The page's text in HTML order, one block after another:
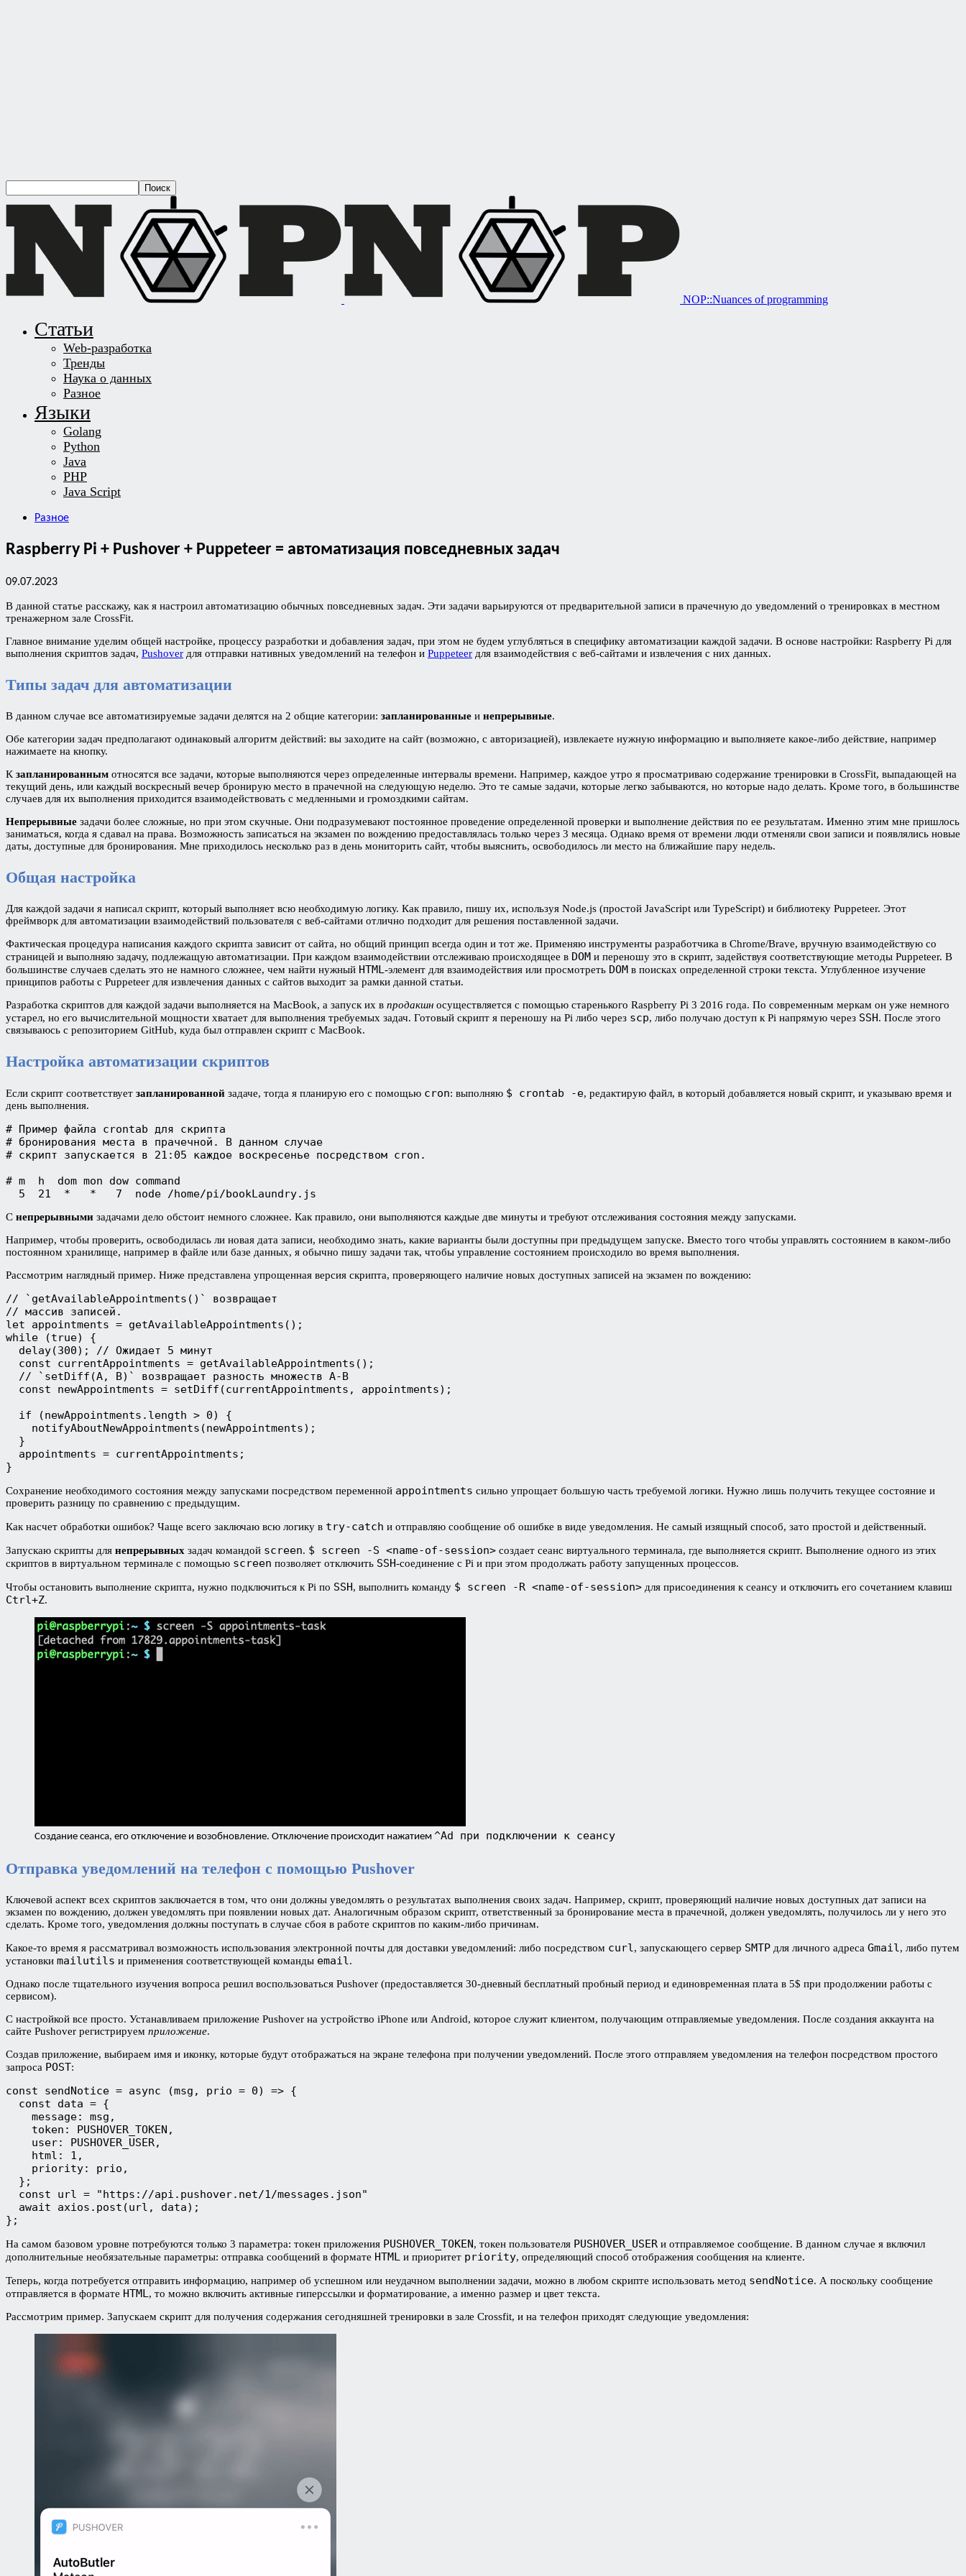
NOP::Nuances of programming
Статьи
Web-разработка
Тренды
Наука о данных
Разное
Языки
Golang
Python
Java
PHP
Java Script
Разное
Raspberry Pi + Pushover + Puppeteer = автоматизация повседневных задач
09.07.2023
В данной статье расскажу, как я настроил автоматизацию обычных повседневных задач. Эти задачи варьируются от предварительной записи в прачечную до уведомлений о тренировках в местном
тренажерном зале CrossFit.
Главное внимание уделим общей настройке, процессу разработки и добавления задач, при этом не будем углубляться в специфику автоматизации каждой задачи. В основе настройки: Raspberry Pi для
выполнения скриптов задач, Pushover для отправки нативных уведомлений на телефон и Puppeteer для взаимодействия с веб-сайтами и извлечения с них данных.
Типы задач для автоматизации
В данном случае все автоматизируемые задачи делятся на 2 общие категории: запланированные и непрерывные.
Обе категории задач предполагают одинаковый алгоритм действий: вы заходите на сайт (возможно, с авторизацией), извлекаете нужную информацию и выполняете какое-либо действие, например
нажимаете на кнопку.
К запланированным относятся все задачи, которые выполняются через определенные интервалы времени. Например, каждое утро я просматриваю содержание тренировки в CrossFit, выпадающей на
текущий день, или каждый воскресный вечер бронирую место в прачечной на следующую неделю. Это те самые задачи, которые легко забываются, но которые надо делать. Кроме того, в большинстве
случаев для их выполнения приходится взаимодействовать с медленными и громоздкими сайтам.
Непрерывные задачи более сложные, но при этом скучные. Они подразумевают постоянное проведение определенной проверки и выполнение действия по ее результатам. Именно этим мне пришлось
заниматься, когда я сдавал на права. Возможность записаться на экзамен по вождению предоставлялась только через 3 месяца. Однако время от времени люди отменяли свои записи и появлялись новые
даты, доступные для бронирования. Мне приходилось несколько раз в день мониторить сайт, чтобы выяснить, освободилось ли место на ближайшие пару недель.
Общая настройка
Для каждой задачи я написал скрипт, который выполняет всю необходимую логику. Как правило, пишу их, используя Node.js (простой JavaScript или TypeScript) и библиотеку Puppeteer. Этот
фреймворк для автоматизации взаимодействий пользователя с веб-сайтами отлично подходит для решения поставленной задачи.
Фактическая процедура написания каждого скрипта зависит от сайта, но общий принцип всегда один и тот же. Применяю инструменты разработчика в Chrome/Brave, вручную взаимодействую со
страницей и выполняю задачу, подлежащую автоматизации. При каждом взаимодействии отслеживаю происходящее в DOM и переношу это в скрипт, задействуя соответствующие методы Puppeteer. В
большинстве случаев сделать это не намного сложнее, чем найти нужный HTML-элемент для взаимодействия или просмотреть DOM в поисках определенной строки текста. Углубленное изучение
принципов работы с Puppeteer для извлечения данных с сайтов выходит за рамки данной статьи.
Разработка скриптов для каждой задачи выполняется на MacBook, а запуск их в продакшн осуществляется с помощью старенького Raspberry Pi 3 2016 года. По современным меркам он уже немного
устарел, но его вычислительной мощности хватает для выполнения требуемых задач. Готовый скрипт я переношу на Pi либо через scp, либо получаю доступ к Pi напрямую через SSH. После этого
связываюсь с репозиторием GitHub, куда был отправлен скрипт с MacBook.
Настройка автоматизации скриптов
Если скрипт соответствует запланированной задаче, тогда я планирую его с помощью cron: выполняю $ crontab -e, редактирую файл, в который добавляется новый скрипт, и указываю время и
день выполнения.
# Пример файла crontab для скрипта
# бронирования места в прачечной. В данном случае
# скрипт запускается в 21:05 каждое воскресенье посредством cron.
# m  h  dom mon dow command
  5  21  *   *   7  node /home/pi/bookLaundry.js
С непрерывными задачами дело обстоит немного сложнее. Как правило, они выполняются каждые две минуты и требуют отслеживания состояния между запусками.
Например, чтобы проверить, освободилась ли новая дата записи, необходимо знать, какие варианты были доступны при предыдущем запуске. Вместо того чтобы управлять состоянием в каком-либо
постоянном хранилище, например в файле или базе данных, я обычно пишу задачи так, чтобы управление состоянием происходило во время выполнения.
Рассмотрим наглядный пример. Ниже представлена упрощенная версия скрипта, проверяющего наличие новых доступных записей на экзамен по вождению:
// `getAvailableAppointments()` возвращает
// массив записей.
let appointments = getAvailableAppointments();
while (true) {
  delay(300); // Ожидает 5 минут
  const currentAppointments = getAvailableAppointments();
  // `setDiff(A, B)` возвращает разность множеств A-B
  const newAppointments = setDiff(currentAppointments, appointments);
  if (newAppointments.length > 0) {
    notifyAboutNewAppointments(newAppointments);
  }
  appointments = currentAppointments;
}
Сохранение необходимого состояния между запусками посредством переменной appointments сильно упрощает большую часть требуемой логики. Нужно лишь получить текущее состояние и
проверить разницу по сравнению с предыдущим.
Как насчет обработки ошибок? Чаще всего заключаю всю логику в try-catch и отправляю сообщение об ошибке в виде уведомления. Не самый изящный способ, зато простой и действенный.
Запускаю скрипты для непрерывных задач командой screen. $ screen -S <name-of-session> создает сеанс виртуального терминала, где выполняется скрипт. Выполнение одного из этих
скриптов в виртуальном терминале с помощью screen позволяет отключить SSH-соединение с Pi и при этом продолжать работу запущенных процессов.
Чтобы остановить выполнение скрипта, нужно подключиться к Pi по SSH, выполнить команду $ screen -R <name-of-session> для присоединения к сеансу и отключить его сочетанием клавиш
Ctrl+Z.
Создание сеанса, его отключение и возобновление. Отключение происходит нажатием ^Ad при подключении к сеансу
Отправка уведомлений на телефон с помощью Pushover
Ключевой аспект всех скриптов заключается в том, что они должны уведомлять о результатах выполнения своих задач. Например, скрипт, проверяющий наличие новых доступных дат записи на
экзамен по вождению, должен уведомлять при появлении новых дат. Аналогичным образом скрипт, ответственный за бронирование места в прачечной, должен уведомлять, получилось ли у него это
сделать. Кроме того, уведомления должны поступать в случае сбоя в работе скриптов по каким-либо причинам.
Какое-то время я рассматривал возможность использования электронной почты для доставки уведомлений: либо посредством curl, запускающего сервер SMTP для личного адреса Gmail, либо путем
установки mailutils и применения соответствующей команды email.
Однако после тщательного изучения вопроса решил воспользоваться Pushover (предоставляется 30-дневный бесплатный пробный период и единовременная плата в 5$ при продолжении работы с
сервисом).
С настройкой все просто. Устанавливаем приложение Pushover на устройство iPhone или Android, которое служит клиентом, получающим отправляемые уведомления. После создания аккаунта на
сайте Pushover регистрируем приложение.
Создав приложение, выбираем имя и иконку, которые будут отображаться на экране телефона при получении уведомлений. После этого отправляем уведомления на телефон посредством простого
запроса POST:
const sendNotice = async (msg, prio = 0) => {
  const data = {
    message: msg,
    token: PUSHOVER_TOKEN,
    user: PUSHOVER_USER,
    html: 1,
    priority: prio,
  };
  const url = "https://api.pushover.net/1/messages.json"
  await axios.post(url, data);
};
На самом базовом уровне потребуются только 3 параметра: токен приложения PUSHOVER_TOKEN, токен пользователя PUSHOVER_USER и отправляемое сообщение. В данном случае я включил
дополнительные необязательные параметры: отправка сообщений в формате HTML и приоритет priority, определяющий способ отображения сообщения на клиенте.
Теперь, когда потребуется отправить информацию, например об успешном или неудачном выполнении задачи, можно в любом скрипте использовать метод sendNotice. А поскольку сообщение
отправляется в формате HTML, то можно включить активные гиперссылки и форматирование, а именно размер и цвет текста.
Рассмотрим пример. Запускаем скрипт для получения содержания сегодняшней тренировки в зале Crossfit, и на телефон приходят следующие уведомления: